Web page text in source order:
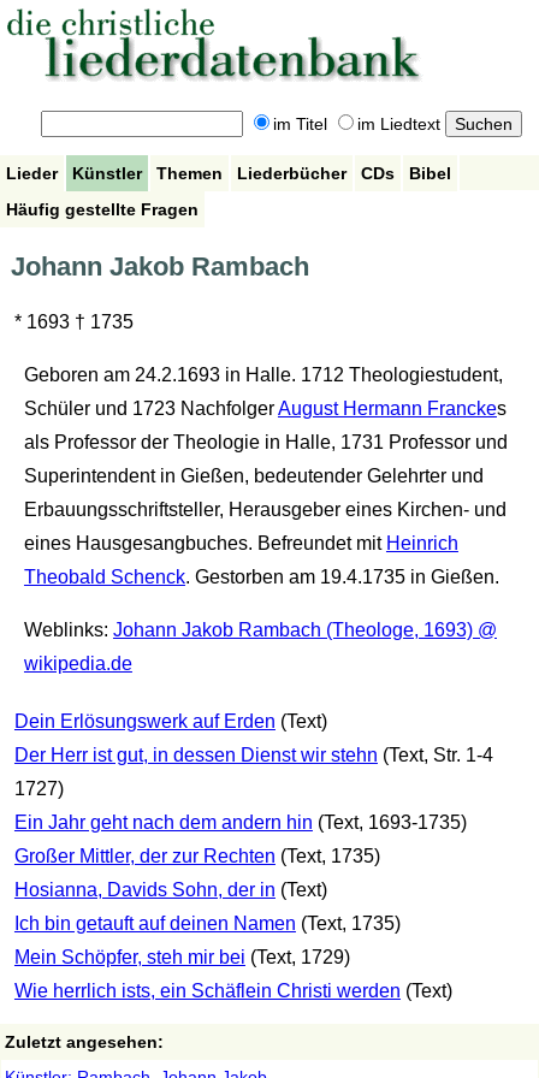
im Titel im Liedtext
Lieder Künstler Themen Liederbücher CDs
Bibel
Häufig gestellte Fragen
Johann Jakob Rambach
* 1693 † 1735
Geboren am 24.2.1693 in Halle. 1712 Theologiestudent,
Schüler und 1723 NachfolgerAugust Hermann Franckes
als Professor der Theologie in Halle, 1731 Professor und
Superintendent in Gießen, bedeutender Gelehrter und
Erbauungsschriftsteller, Herausgeber eines Kirchen- und
eines Hausgesangbuches. Befreundet mit Heinrich
Theobald Schenck. Gestorben am 19.4.1735 in Gießen.
Weblinks: Johann Jakob Rambach (Theologe, 1693) @
wikipedia.de
Dein Erlösungswerk auf Erden (Text)
Der Herr ist gut, in dessen Dienst wir stehn (Text, Str. 1-4
1727)
Ein Jahr geht nach dem andern hin (Text, 1693-1735)
Großer Mittler, der zur Rechten (Text, 1735)
Hosianna, Davids Sohn, der in (Text)
Ich bin getauft auf deinen Namen (Text, 1735)
Mein Schöpfer, steh mir bei (Text, 1729)
Wie herrlich ists, ein Schäflein Christi werden (Text)
Zuletzt angesehen: